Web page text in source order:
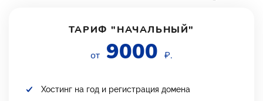
ТАРИФ "НАЧАЛЬНЫЙ"
от 9000 ₽.
Хостинг на год и регистрация домена